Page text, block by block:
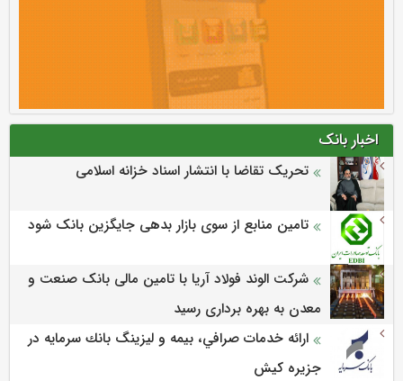
اخبار بانک
تحریک تقاضا با انتشار اسناد خزانه اسلامی
تامین منابع از سوی بازار بدهی جایگزین بانک شود
شرکت الوند فولاد آریا با تامین مالی بانک صنعت و
معدن به بهره برداری رسید
ارائه خدمات صرافي، بيمه و ليزينگ بانك سرمايه در
جزيره كيش